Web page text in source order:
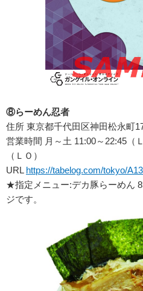
⑧らーめん忍者
住所 東京都千代田区神田松永町
営業時間 月～土 11:00～22:45（
（ＬＯ）
URL https://tabelog.com/tokyo/
★指定メニュー:デカ豚らーめん
ジです。